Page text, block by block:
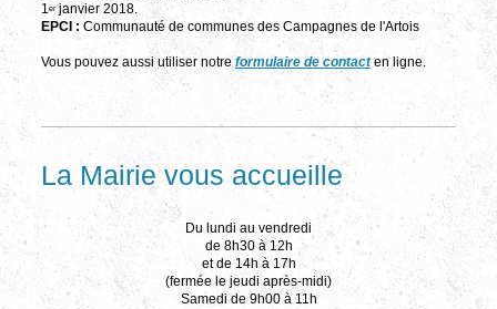
1 erjanvier 2018.
EPCI : Communauté de communes des Campagnes de l'Artois
Vous pouvez aussi utiliser notre formulaire de contact en ligne.
La Mairie vous accueille
Du lundi au vendredi
de 8h30 à 12h
et de 14h à 17h
(fermée le jeudi après-midi)
Samedi de 9h00 à 11h